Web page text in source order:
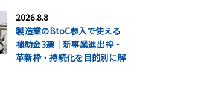
2026.8.8
製造業のBtoC参入で使える
補助金3選｜新事業進出枠・
革新枠・持続化を目的別に解